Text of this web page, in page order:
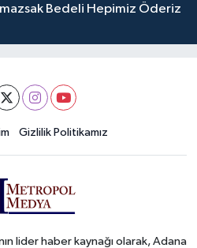
Bedeli Hepimiz Öderiz
Gizlilik Politikamız
lider haber kaynağı olarak, Adana